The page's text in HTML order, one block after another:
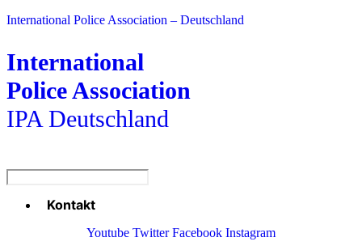
International Police Association – Deutschland
International
Police Association
IPA Deutschland
Menü Kontakt
Youtube Twitter Facebook Instagram